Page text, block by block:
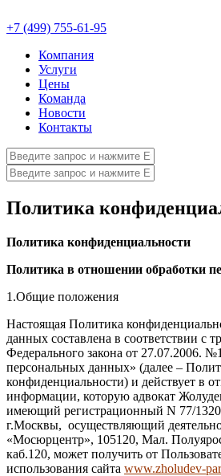
+7 (499) 755-61-95
Компания
Услуги
Цены
Команда
Новости
Контакты
Политика
Политика конфиденциальности
Политика в отношении обработки
1.Общие положения
Настоящая Политика
данных составлена в соответствии с
Федерального закона от 27.07.2006.
персональных данных» (далее –
конфиденциальности) и действует в
информации, которую адвокат
имеющий регистрационный N 77/
г.Москвы, осуществляющий
«Мосюрцентр», 105120, Мал.
каб.120, может получить от
использования сайта www.zholudev-